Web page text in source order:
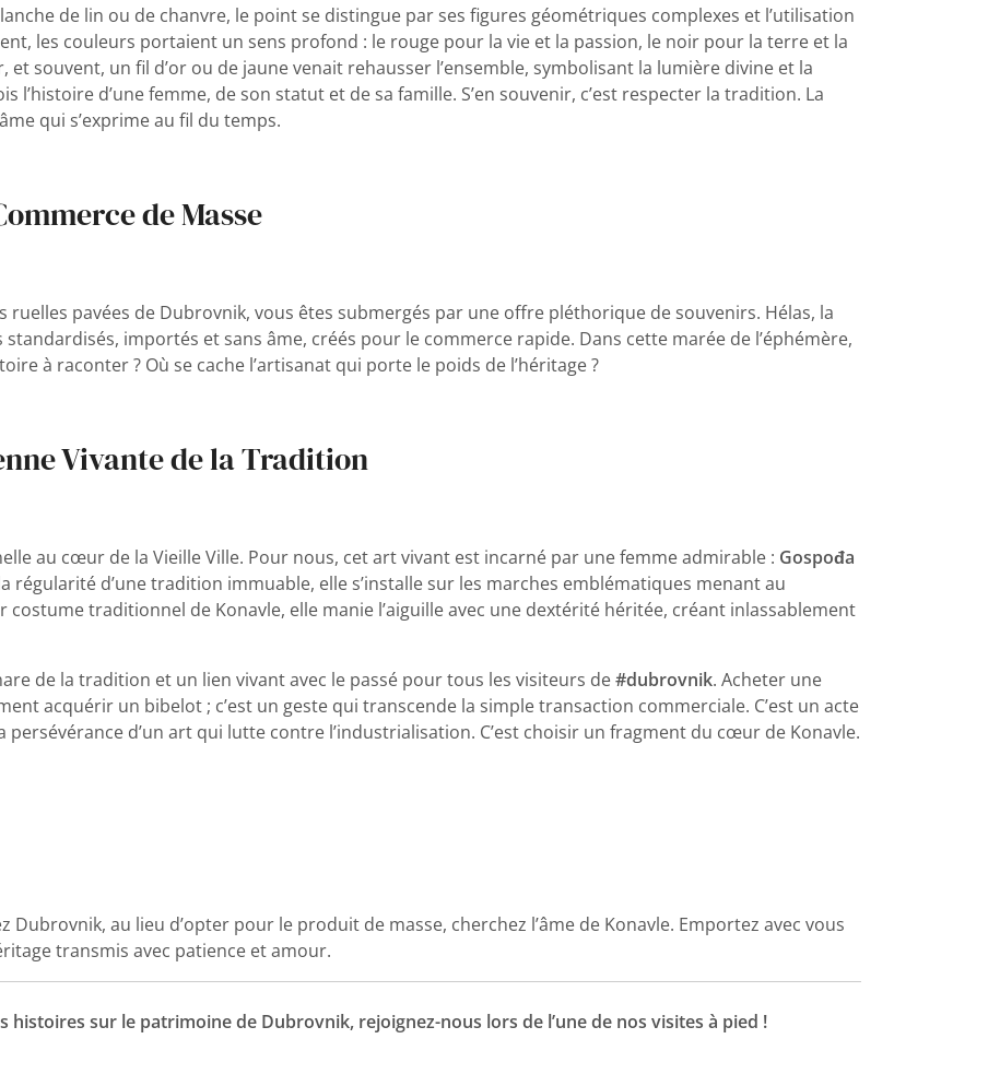
de lin ou de chanvre, le point se distingue par ses figures géométriques complexes et l’utilisation
les couleurs portaient un sens profond : le rouge pour la vie et la passion, le noir pour la terre et la
et souvent, un fil d’or ou de jaune venait rehausser l’ensemble, symbolisant la lumière divine et la
l’histoire d’une femme, de son statut et de sa famille. S’en souvenir, c’est respecter la tradition. La
qui s’exprime au fil du temps.
de Masse
ruelles pavées de Dubrovnik, vous êtes submergés par une offre pléthorique de souvenirs. Hélas, la
importés et sans âme, créés pour le commerce rapide. Dans cette marée de l’éphémère,
à raconter ? Où se cache l’artisanat qui porte le poids de l’héritage ?
Vivante de la Tradition
au cœur de la Vieille Ville. Pour nous, cet art vivant est incarné par une femme admirable : Gospođa
régularité d’une tradition immuable, elle s’installe sur les marches emblématiques menant au
costume traditionnel de Konavle, elle manie l’aiguille avec une dextérité héritée, créant inlassablement
de la tradition et un lien vivant avec le passé pour tous les visiteurs de#dubrovnik. Acheter une
acquérir un bibelot ; c’est un geste qui transcende la simple transaction commerciale. C’est un acte
d’un art qui lutte contre l’industrialisation. C’est choisir un fragment du cœur de Konavle.
au lieu d’opter pour le produit de masse, cherchez l’âme de Konavle. Emportez avec vous
transmis avec patience et amour.
histoires sur le patrimoine de Dubrovnik, rejoignez-nous lors de l’une de nos visites à pied !